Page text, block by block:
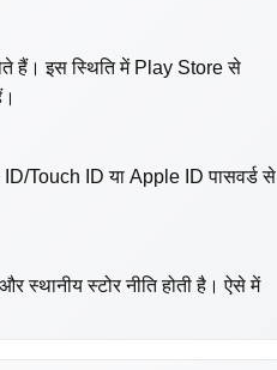
हैं। इस स्थिति में Play Store से
Touch ID या Apple ID पासवर्ड से
स्टोर नीति होती है। ऐसे में